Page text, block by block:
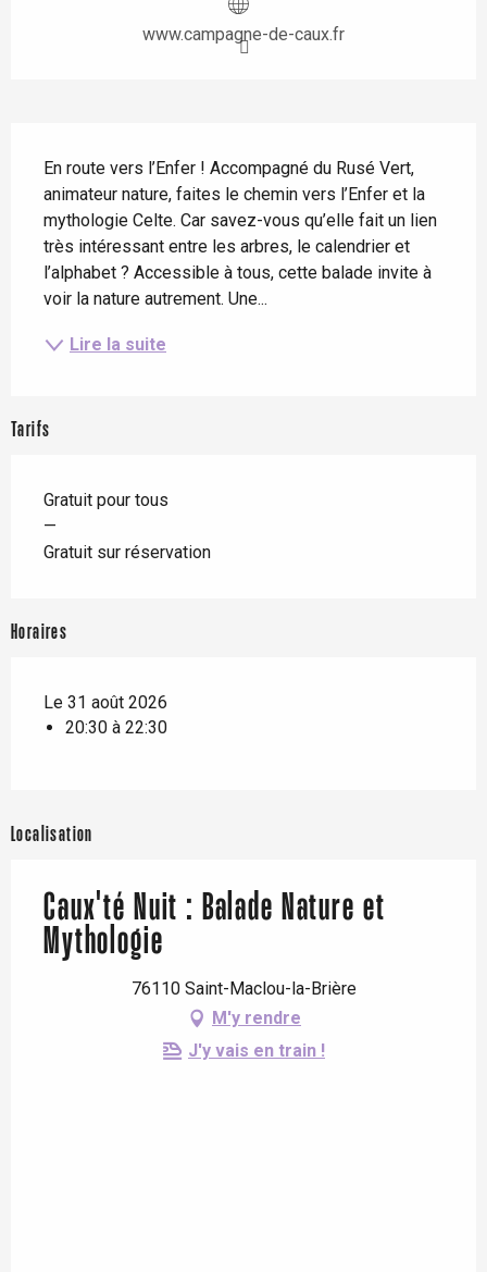
www.campagne-de-caux.fr
En route vers l’Enfer ! Accompagné du Rusé Vert,
animateur nature, faites le chemin vers l’Enfer et la
mythologie Celte. Car savez-vous qu’elle fait un lien
très intéressant entre les arbres, le calendrier et
l’alphabet ? Accessible à tous, cette balade invite à
voir la nature autrement. Une...
Lire la suite
Tarifs
Gratuit pour tous
—
Gratuit sur réservation
Horaires
Le 31 août 2026
20:30 à 22:30
Localisation
Caux'té Nuit : Balade Nature et
Mythologie
76110 Saint-Maclou-la-Brière
M'y rendre
J'y vais en train !